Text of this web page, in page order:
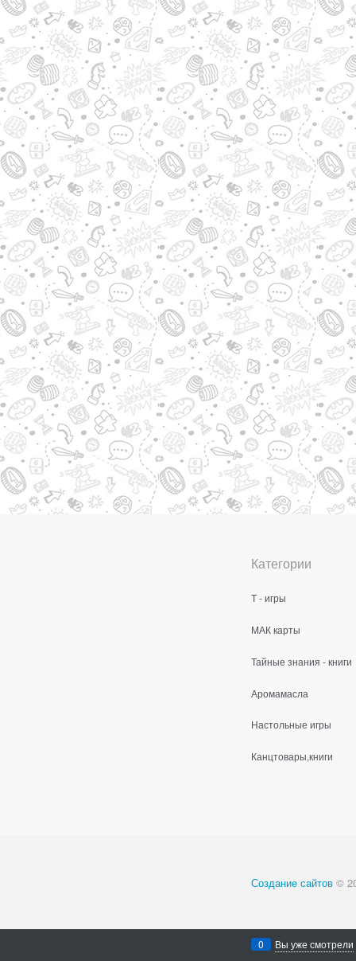
Категории
Т - игры
МАК карты
Тайные знания - книги
Аромамасла
Настольные игры
Канцтовары,книги
Создание сайтов ©
0 Вы уже смотрели